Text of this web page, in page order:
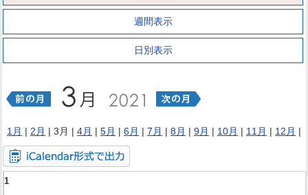
週間表示
日別表示
1月 | 2月 | 3月 | 4月 | 5月 | 6月 | 7月 | 8月 | 9月 | 10月 | 11月 | 12月 |
1